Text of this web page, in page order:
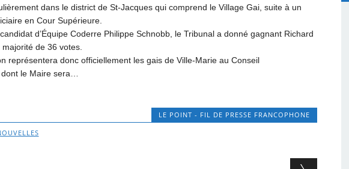
dans le district de St-Jacques qui comprend le Village Gai, suite à un
en Cour Supérieure.
d’Équipe Coderre Philippe Schnobb, le Tribunal a donné gagnant Richard
de 36 votes.
représentera donc officiellement les gais de Ville-Marie au Conseil
le Maire sera…
LE POINT - FIL DE PRESSE FRANCOPHONE